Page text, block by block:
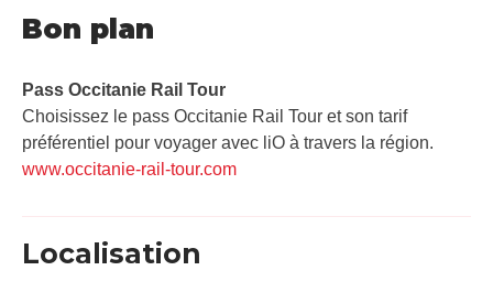
Bon plan
Pass Occitanie Rail Tour​
Choisissez le pass Occitanie Rail Tour et son tarif
préférentiel pour voyager avec liO à travers la région.
www.occitanie-rail-tour.com
Localisation